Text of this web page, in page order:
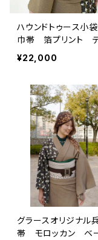
ハウンドトゥース小
巾帯 箔プリント
ム ホワイト
¥22,000
グラースオリジナル
帯 モロッカン ベ